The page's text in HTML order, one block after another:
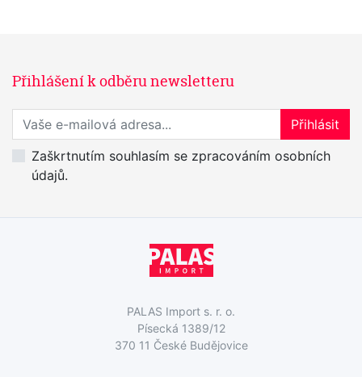
Přihlášení k odběru newsletteru
Přihlaste se k odběru novinek
Přihlásit
Zaškrtnutím souhlasím se zpracováním osobních
údajů.
PALAS Import s. r. o.
Písecká 1389/12
370 11 České Budějovice